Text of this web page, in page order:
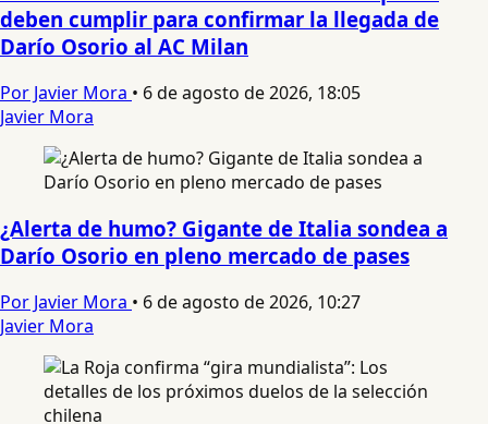
deben cumplir para confirmar la llegada de
Darío Osorio al AC Milan
Por Javier Mora • 6 de agosto de 2026, 18:05
Javier Mora
¿Alerta de humo? Gigante de Italia sondea a
Darío Osorio en pleno mercado de pases
Por Javier Mora • 6 de agosto de 2026, 10:27
Javier Mora